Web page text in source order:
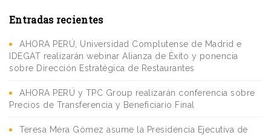
Entradas recientes
AHORA PERÚ, Universidad Complutense de Madrid e
IDEGAT realizarán webinar Alianza de Éxito y ponencia
sobre Dirección Estratégica de Restaurantes
AHORA PERÚ y TPC Group realizarán conferencia sobre
Precios de Transferencia y Beneficiario Final
Teresa Mera Gómez asume la Presidencia Ejecutiva de